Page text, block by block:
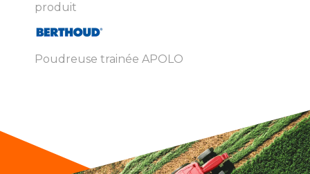
produit
Poudreuse trainée APOLO